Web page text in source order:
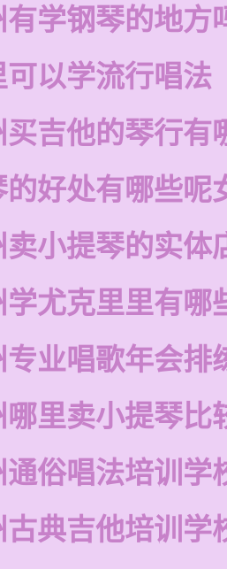
有学钢琴的地方
可以学流行唱法
买吉他的琴行有
的好处有哪些呢
卖小提琴的实体
学尤克里里有哪
专业唱歌年会排
哪里卖小提琴比
通俗唱法培训学
古典吉他培训学